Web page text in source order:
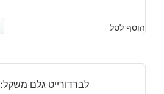
הוסף לסל
לברדורייט גלם משקל: 85 גרם